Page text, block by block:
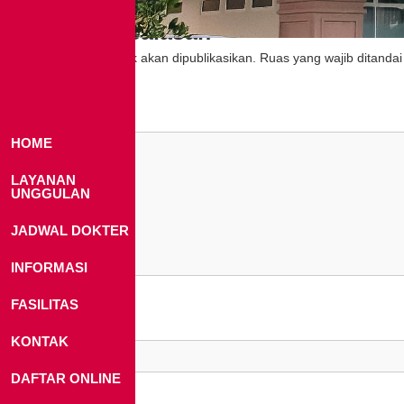
HOME
LAYANAN
UNGGULAN
JADWAL DOKTER
INFORMASI
FASILITAS
KONTAK
DAFTAR ONLINE
Tinggalkan Balasan
Alamat email Anda tidak akan dipublikasikan. Ruas yang wajib